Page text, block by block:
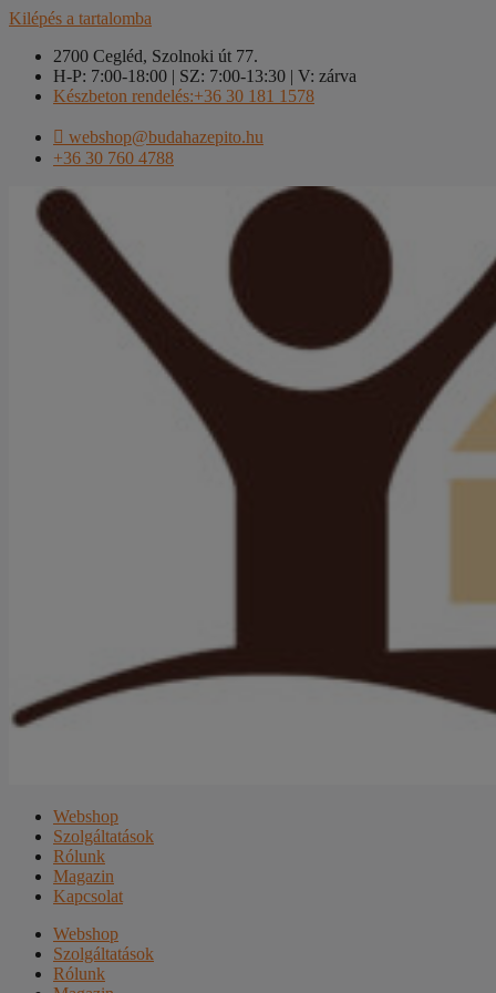
Kilépés a tartalomba
2700 Cegléd, Szolnoki út 77.
H-P: 7:00-18:00 | SZ: 7:00-13:30 | V: zárva
Készbeton rendelés:+36 30 181 1578
webshop@budahazepito.hu
+36 30 760 4788
Webshop
Szolgáltatások
Rólunk
Magazin
Kapcsolat
Webshop
Szolgáltatások
Rólunk